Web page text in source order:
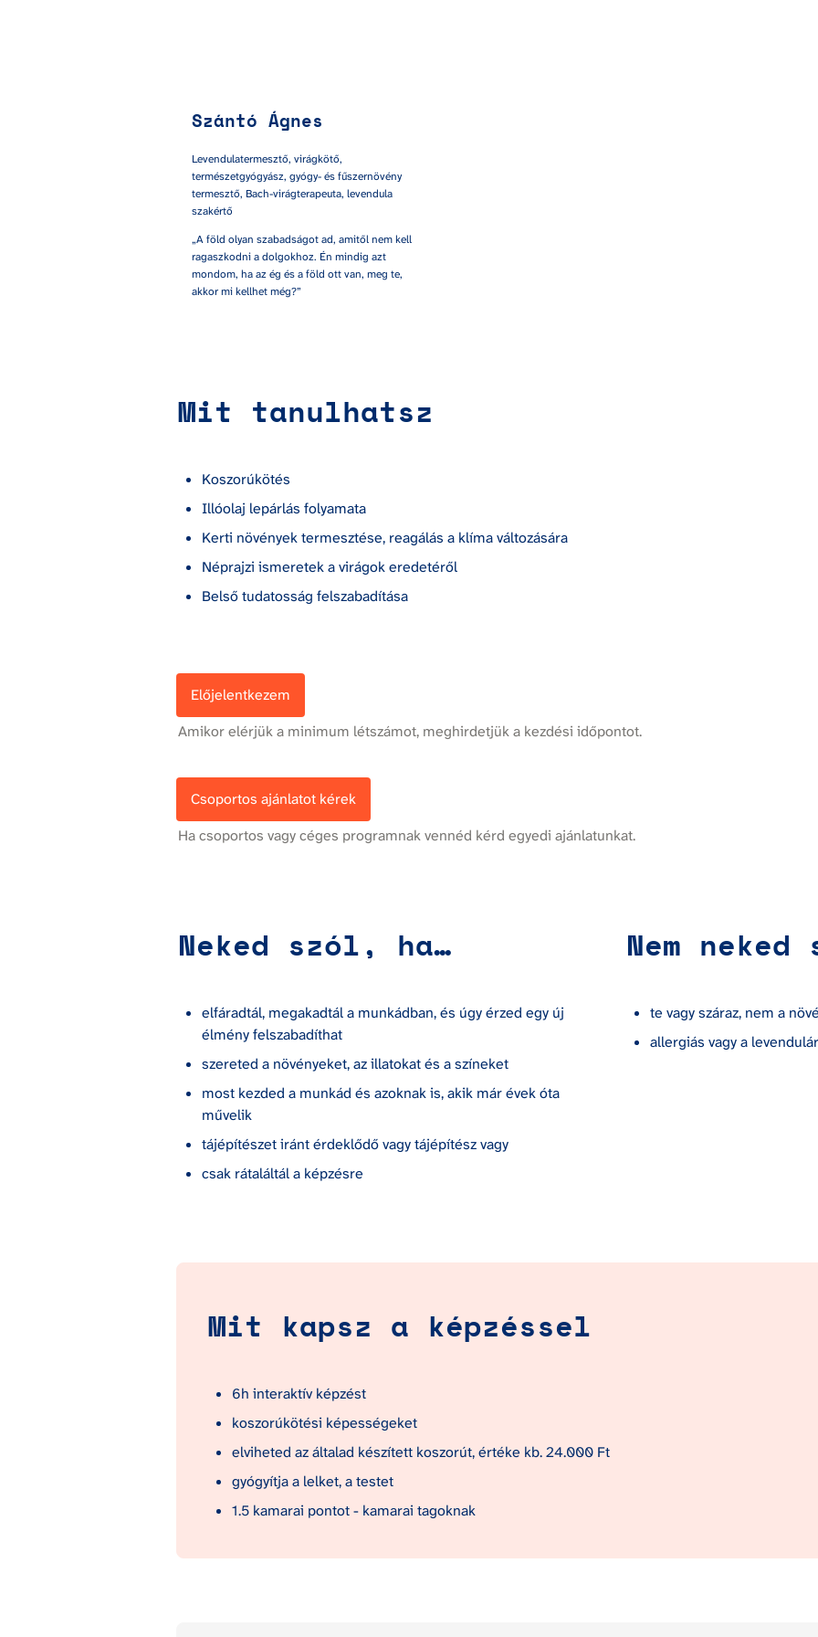
Szántó Ágnes
Levendulatermesztő, virágkötő,
természetgyógyász, gyógy- és fűszernövény
termesztő, Bach-virágterapeuta, levendula
szakértő
„A föld olyan szabadságot ad, amitől nem kell
ragaszkodni a dolgokhoz. Én mindig azt
mondom, ha az ég és a föld ott van, meg te,
akkor mi kellhet még?”
Mit tanulhatsz
Koszorúkötés
Illóolaj lepárlás folyamata
Kerti növények termesztése, reagálás a klíma változására
Néprajzi ismeretek a virágok eredetéről
Belső tudatosság felszabadítása
Előjelentkezem
Amikor elérjük a minimum létszámot, meghirdetjük a kezdési időpontot.
Csoportos ajánlatot kérek
Ha csoportos vagy céges programnak vennéd kérd egyedi ajánlatunkat.
Neked szól, ha…
elfáradtál, megakadtál a munkádban, és úgy érzed egy új
élmény felszabadíthat
szereted a növényeket, az illatokat és a színeket
most kezded a munkád és azoknak is, akik már évek óta
művelik
tájépítészet iránt érdeklődő vagy tájépítész vagy
csak rátaláltál a képzésre
Nem
te vagy száraz, nem a
allergiás vagy a
Mit kapsz a képzéssel
6h interaktív képzést
koszorúkötési képességeket
elviheted az általad készített koszorút, értéke kb. 24.000 Ft
gyógyítja a lelket, a testet
1.5 kamarai pontot - kamarai tagoknak